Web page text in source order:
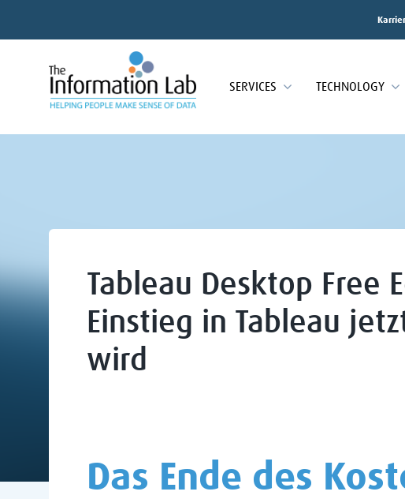
SERVICES TECHNOLOGY
Tableau Desktop Free
Einstieg in Tableau
wird
Das Ende des